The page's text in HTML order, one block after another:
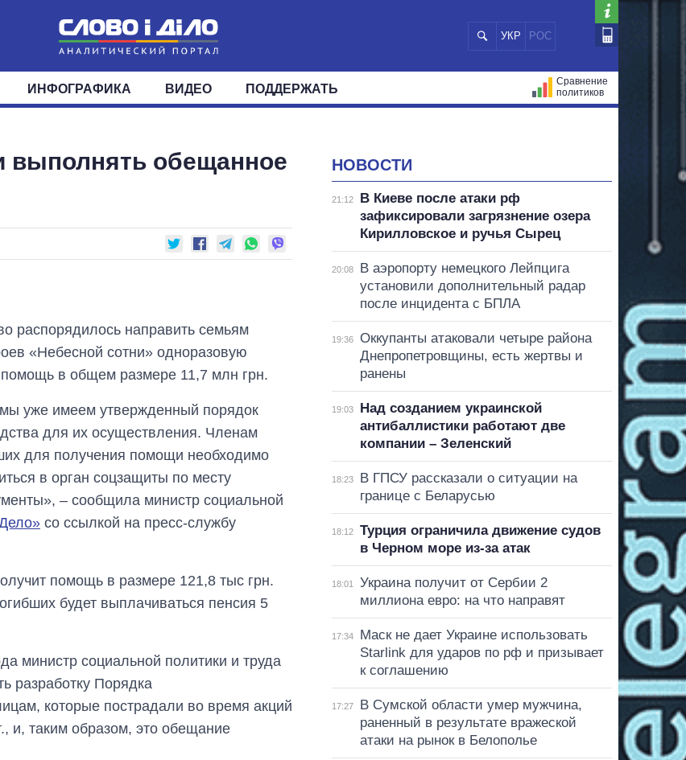
УКР РОС
ПОЛИТИКА ЭКОНОМИКА ОБЩЕСТВО МИР
ДЕПУТАТЫ КОМИТЕТЫ ФРАКЦИИ ОКРУГА
ИНФОГРАФИКА ВИДЕО ПОДДЕРЖАТЬ
Сравнение
политиков
выполнять обещанное
распорядилось направить семьям
«Небесной сотни» одноразовую
в общем размере 11,7 млн грн.
уже имеем утвержденный порядок
для их осуществления. Членам
для получения помощи необходимо
в орган соцзащиты по месту
– сообщила министр социальной
со ссылкой на пресс-службу
помощь в размере 121,8 тыс грн.
будет выплачиваться пенсия 5
министр социальной политики и труда
разработку Порядка
которые пострадали во время акций
и, таким образом, это обещание
НОВОСТИ
21:12
В Киеве после атаки рф
зафиксировали загрязнение озера
Кирилловское и ручья Сырец
20:08
В аэропорту немецкого Лейпцига
установили дополнительный радар
после инцидента с БПЛА
19:36
Оккупанты атаковали четыре района
Днепропетровщины, есть жертвы и
ранены
19:03
Над созданием украинской
антибаллистики работают две
компании – Зеленский
18:23
В ГПСУ рассказали о ситуации на
границе с Беларусью
18:12
Турция ограничила движение судов
в Черном море из-за атак
18:01
Украина получит от Сербии 2
миллиона евро: на что направят
17:34
Маск не дает Украине использовать
Starlink для ударов по рф и призывает
к соглашению
17:27
В Сумской области умер мужчина,
раненный в результате вражеской
атаки на рынок в Белополье